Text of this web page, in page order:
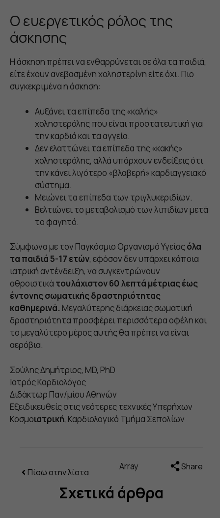
Ο ευεργετικός ρόλος της
άσκησης
Η άσκηση πρέπει να ενθαρρύνεται σε όλα τα παιδιά,
είτε έχουν ανεβασμένη χοληστερίνη είτε όχι. Πιο
συγκεκριμένα η άσκηση:
Αυξάνει τα επίπεδα της «καλής»
χοληστερόλης που είναι προστατευτική για
την καρδιά και τα αγγεία.
Δεν ελαττώνει τα επίπεδα της «κακής»
χοληστερόλης, αλλά υπάρχουν ενδείξεις ότι
την κάνει λιγότερο «βλαβερή» καρδιαγγειακό
σύστημα.
Μειώνει τα επίπεδα των τριγλυκεριδίων.
Βελτιώνει το μεταβολισμό των λιπιδίων μετά
το φαγητό.
Σύμφωνα με τον Παγκόσμιο Οργανισμό Υγείαςόλα
τα παιδιά 5-17 ετών, εφόσον δεν υπάρχει κάποια
ιατρική αντένδειξη, να συγκεντρώνουν
αθροιστικά τουλάχιστον 60 λεπτά μέτριας έως
έντονης σωματικής δραστηριότητας
καθημερινά. Μεγαλύτερης διάρκειας σωματική
δραστηριότητα προσφέρει περισσότερα οφέλη και
το μεγαλύτερο μέρος αυτής θα πρέπει να είναι
αερόβια.
Σούλης Δημήτριος, MD, PhD
Ιατρός Καρδιολόγος
Διδάκτωρ Παν/μίου Αθηνών
Εξειδικευθείς στις νεότερες τεχνικές Υπερήχων
Κοσμοιατρική, Καρδιολογικό Τμήμα Σεπολίων
Πίσω στην λίστα
Array Share
Σχετικά άρθρα